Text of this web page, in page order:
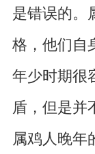
是错误的。
格，他们自
年少时期很
盾，但是并
属鸡人晚年